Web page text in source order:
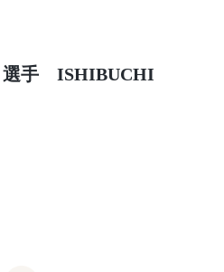
手 ISHIBUCHI